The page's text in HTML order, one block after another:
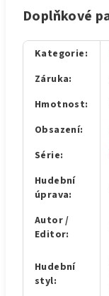
Doplňkové
Kategorie:
Záruka:
Hmotnost:
Obsazení:
Série:
Hudební
úprava:
Autor /
Editor:
Hudební
styl: